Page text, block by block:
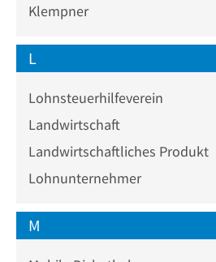
Klempner
L
Lohnsteuerhilfeverein
Landwirtschaft
Landwirtschaftliches Produkt
Lohnunternehmer
M